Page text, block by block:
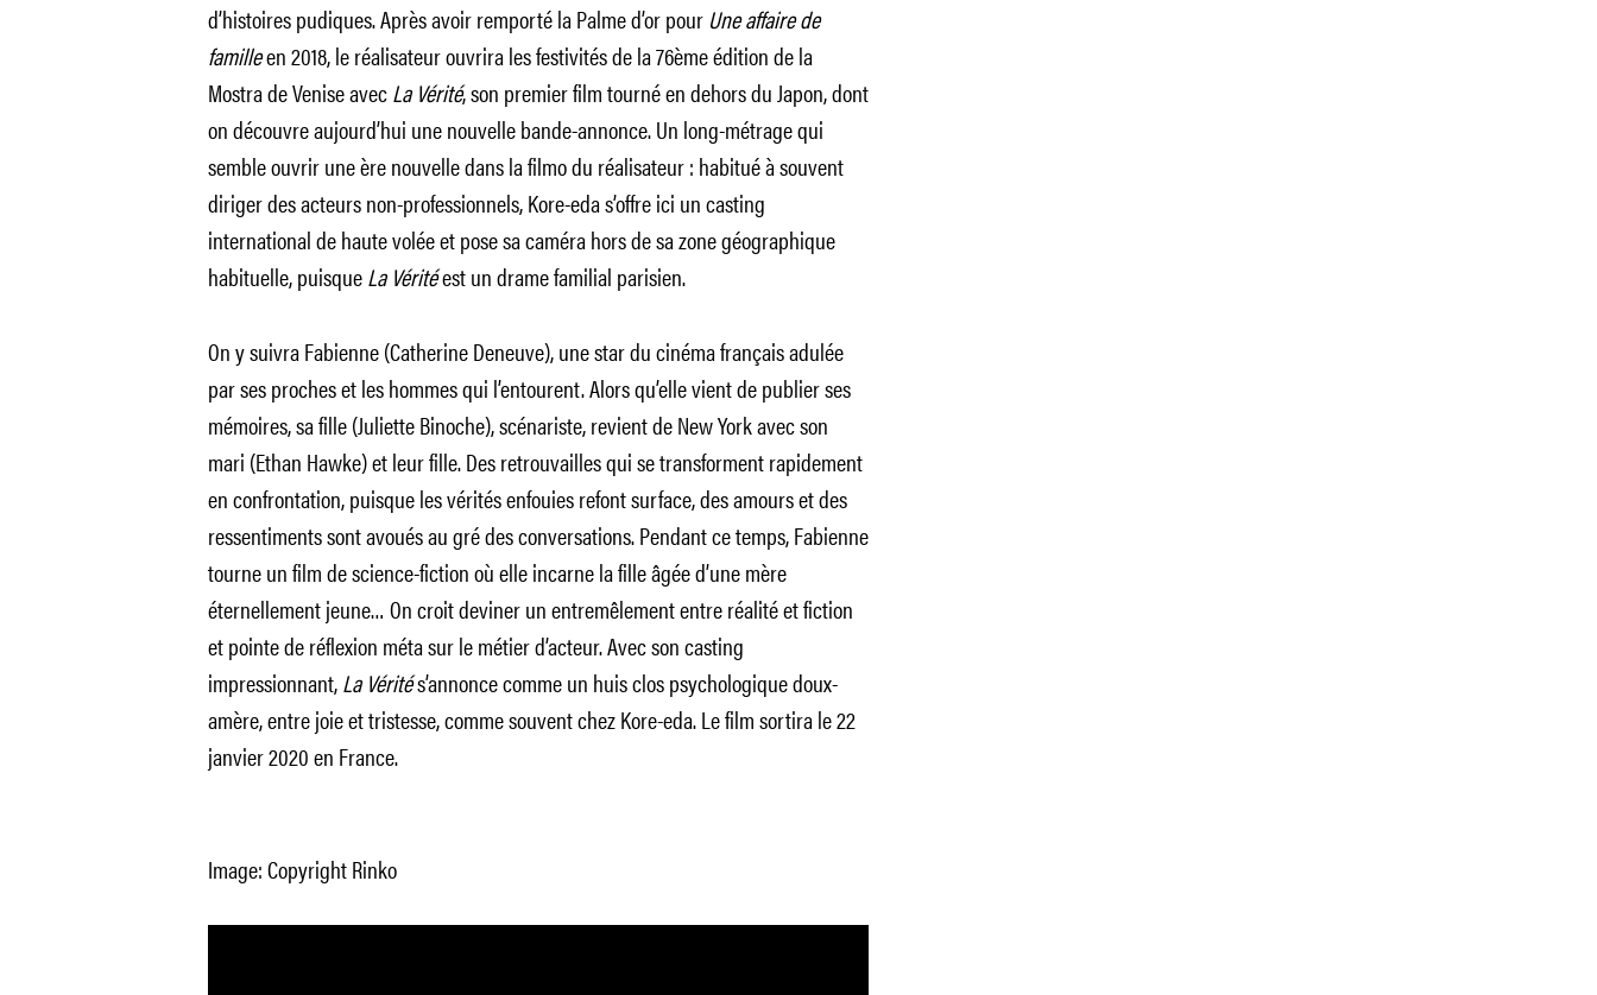
d’histoires pudiques. Après avoir remporté la Palme d’or pour Une affaire de
familleen 2018, le réalisateur ouvrira les festivités de la 76ème édition de la
Mostra de Venise avecLa Vérité, son premier film tourné en dehors du Japon, dont
on découvre aujourd’hui une nouvelle bande-annonce. Un long-métrage qui
semble ouvrir une ère nouvelle dans la filmo du réalisateur : habitué à souvent
diriger des acteurs non-professionnels, Kore-eda s’offre ici un casting
international de haute volée et pose sa caméra hors de sa zone géographique
habituelle, puisqueLa Véritéest un drame familial parisien.
On y suivra Fabienne (Catherine Deneuve), une star du cinéma français adulée
par ses proches et les hommes qui l’entourent. Alors qu’elle vient de publier ses
mémoires, sa fille (Juliette Binoche), scénariste, revient de New York avec son
mari (Ethan Hawke) et leur fille. Des retrouvailles qui se transforment rapidement
en confrontation, puisque les vérités enfouies refont surface, des amours et des
ressentiments sont avoués au gré des conversations. Pendant ce temps, Fabienne
tourne un film de science-fiction où elle incarne la fille âgée d’une mère
éternellement jeune… On croit deviner un entremêlement entre réalité et fiction
et pointe de réflexion méta sur le métier d’acteur. Avec son casting
impressionnant,La Vérités’annonce comme un huis clos psychologique doux-
amère, entre joie et tristesse, comme souvent chez Kore-eda. Le film sortira le 22
janvier 2020 en France.
Image: Copyright Rinko